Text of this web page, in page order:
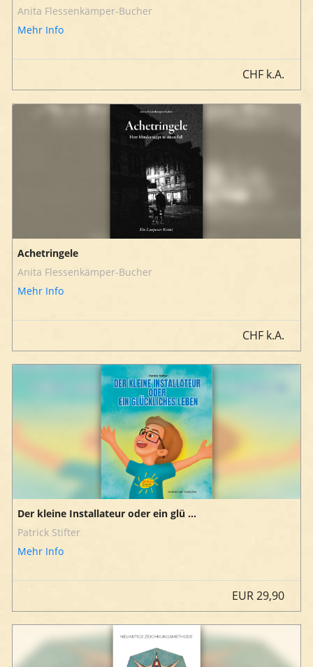
Anita Flessenkämper-Bucher
Mehr Info
CHF k.A.
Achetringele
Anita Flessenkämper-Bucher
Mehr Info
CHF k.A.
Der kleine Installateur oder ein glü ...
Patrick Stifter
Mehr Info
EUR29,90